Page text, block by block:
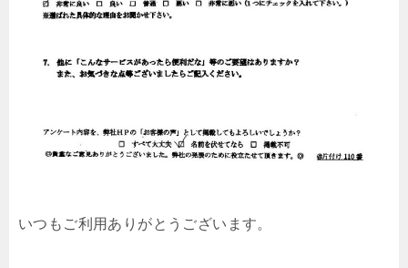
いつもご利用ありがとうございます。